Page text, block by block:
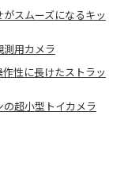
スムーズになるキッ
用カメラ
性に長けたストラッ
超小型トイカメラ